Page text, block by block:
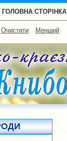
ГОЛОВНА СТОРІНКА
Очистити Менший